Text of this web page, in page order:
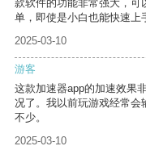
款软件的功能非常强大，可
单，即使是小白也能快速上
2025-03-10
游客
这款加速器app的加速效果
况了。我以前玩游戏经常会
不少。
2025-03-10